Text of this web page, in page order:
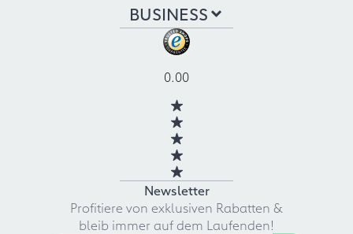
BUSINESS
0.00
Newsletter
Profitiere von exklusiven Rabatten &
bleib immer auf dem Laufenden!